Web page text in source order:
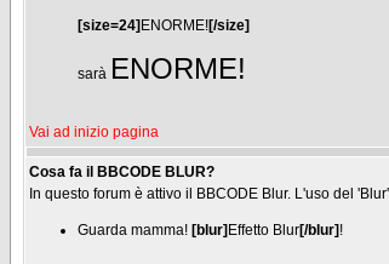
[size=24] ENORME![/size]
sarà ENORME!
Vai ad inizio pagina
Cosa fa il BBCODE BLUR?
In questo forum è attivo il BBCODE Blur. L'uso del
Guarda mamma! [blur] Effetto Blur[/blur] !